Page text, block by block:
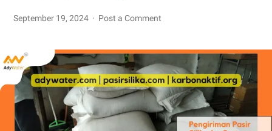
September 19, 2024 Post a Comment